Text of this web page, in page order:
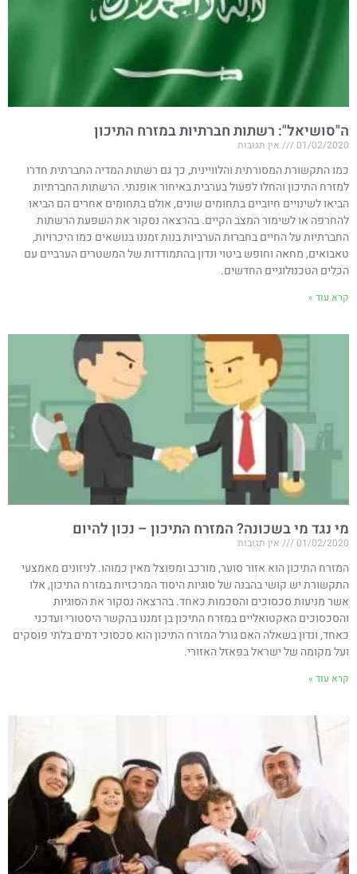
ה"סושיאל": רשתות חברתיות במזרח התיכון
01/02/2020 אין תגובות
כמו התקשורת המסורתית והלוויינית, כך גם רשתות המדיה החברתית חדרו
למזרח התיכון והחלו לפעול בערבית באיחור אופנתי. הרשתות החברתיות
הביאו לשינויים חיוביים בתחומים שונים, אולם בתחומים אחרים הם הביאו
להחרפה או לשימור המצב הקיים. בהרצאה נסקור את השפעת הרשתות
החברתיות על החיים בחברות הערביות בנות זמננו בנושאים כמו היכרויות,
טאבואים, מחאה וחופש ביטוי ונדון בהתמודדות של המשטרים הערביים עם
הכלים הטכנולוגיים החדשים.
קרא עוד »
מי נגד מי בשכונה? המזרח התיכון – נכון להיום​​
01/02/2020 אין תגובות
המזרח התיכון הוא אזור סוער, מורכב ומפוצל מאין כמוהו. לניזונים מאמצעי
התקשורת יש קושי בהבנה של סוגיות היסוד המרכזיות במזרח התיכון, אלו
אשר מניעות סכסוכים והסכמות כאחד. בהרצאה נסקור את הסוגיות
והסכסוכים האקטואליים במזרח התיכון בן זמננו בהקשר היסטורי ועדכני
כאחד, ונדון בשאלה האם גורל המזרח התיכון הוא סכסוכי דמים בלתי פוסקים
ועל מקומה של ישראל בפאזל האזורי.
קרא עוד »